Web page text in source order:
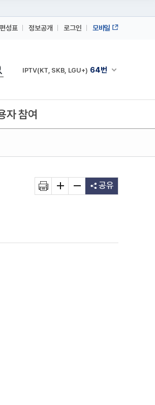
편성표 정보공개 로그인 모바일
채널안내 펼쳐
IPTV(KT, SKB, LGU+) 64번
IPTV(KT, SKB, LGU+)
자 참여
공유